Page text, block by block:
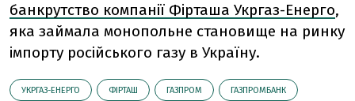
банкрутство компанії Фірташа Укргаз-Енерго,
яка займала монопольне становище на ринку
імпорту російського газу в Україну.
УКРГАЗ-ЕНЕРГО ФІРТАШ ГАЗПРОМ ГАЗПРОМБАНК